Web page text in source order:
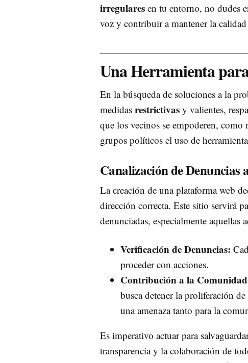
irregulares en tu entorno, no dudes
voz y contribuir a mantener la
Una Herramienta
En la búsqueda de soluciones a la
medidas restrictivas y valientes,
que los vecinos se empoderen,
grupos políticos el uso de
Canalización de Denuncias
La creación de una plataforma web
dirección correcta. Este sitio servirá
denunciadas, especialmente
Verificación de Denuncias:
proceder con acciones.
Contribución a la
busca detener la proliferación
una amenaza tanto para la
Es imperativo actuar para
transparencia y la colaboración de